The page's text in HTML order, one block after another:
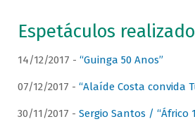
Espetáculos
14/12/2017 - “Guinga 50 Anos”
07/12/2017 - “Alaíde Costa convida
30/11/2017 - Sergio Santos / “Áfrico